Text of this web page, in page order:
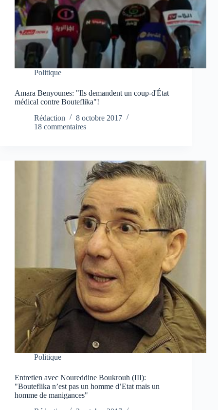
Politique
Amara Benyounes: "Ils demandent un coup-d'État
médical contre Bouteflika"!
Rédaction
8 octobre 2017
18 commentaires
Politique
Entretien avec Noureddine Boukrouh (III):
"Bouteflika n’est pas un homme d’Etat mais un
homme de manigances"